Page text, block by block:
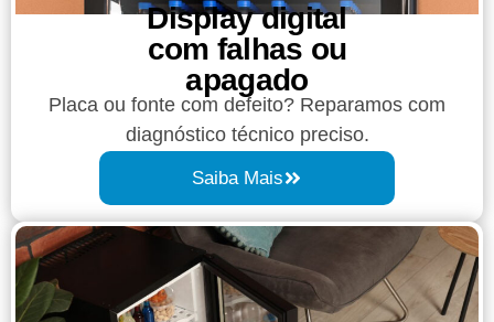
Display digital
com falhas ou
apagado
Placa ou fonte com defeito? Reparamos com
diagnóstico técnico preciso.
Saiba Mais